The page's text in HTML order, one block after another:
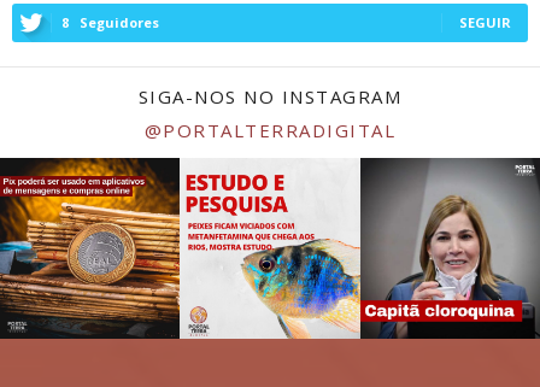
8 Seguidores SEGUIR
SIGA-NOS NO INSTAGRAM
@PORTALTERRADIGITAL